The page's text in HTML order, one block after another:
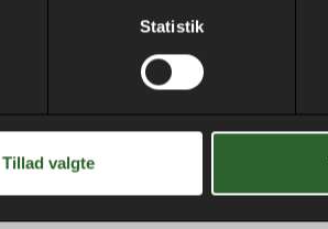
Statistik
Tillad valgte